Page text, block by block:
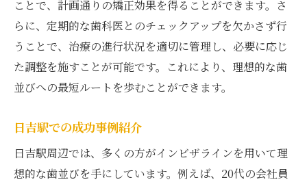
ことで、計画通りの矯正効果を得ることができます。さ
らに、定期的な歯科医とのチェックアップを欠かさず行
うことで、治療の進行状況を適切に管理し、必要に応じ
た調整を施すことが可能です。これにより、理想的な歯
並びへの最短ルートを歩むことができます。
日吉駅での成功事例紹介
日吉駅周辺では、多くの方がインビザラインを用いて理
想的な歯並びを手にしています。例えば、20代の会社員